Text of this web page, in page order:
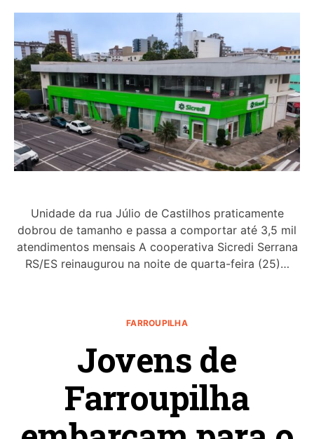
Unidade da rua Júlio de Castilhos praticamente
dobrou de tamanho e passa a comportar até 3,5 mil
atendimentos mensais A cooperativa Sicredi Serrana
RS/ES reinaugurou na noite de quarta-feira (25)…
FARROUPILHA
Jovens de
Farroupilha